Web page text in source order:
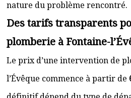
nature du problème rencontré.
Des tarifs transparents
plomberie à Fontaine-
Le prix d’une intervention de
l’Évêque commence à partir de